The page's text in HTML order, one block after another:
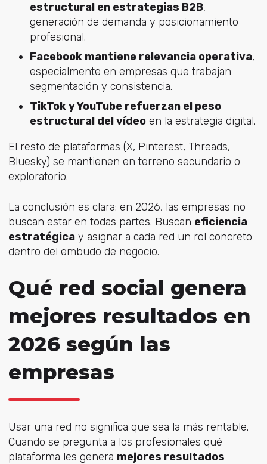
estructural en estrategias B2B,
generación de demanda y posicionamiento
profesional.
Facebook mantiene relevancia operativa,
especialmente en empresas que trabajan
segmentación y consistencia.
TikTok y YouTube refuerzan el peso
estructural del vídeoen la estrategia digital.
El resto de plataformas (X, Pinterest, Threads,
Bluesky) se mantienen en terreno secundario o
exploratorio.
La conclusión es clara: en 2026, las empresas no
buscan estar en todas partes. Buscan eficiencia
estratégicay asignar a cada red un rol concreto
dentro del embudo de negocio.
Qué red social genera
mejores resultados en
2026 según las
empresas
Usar una red no significa que sea la más rentable.
Cuando se pregunta a los profesionales qué
plataforma les genera mejores resultados